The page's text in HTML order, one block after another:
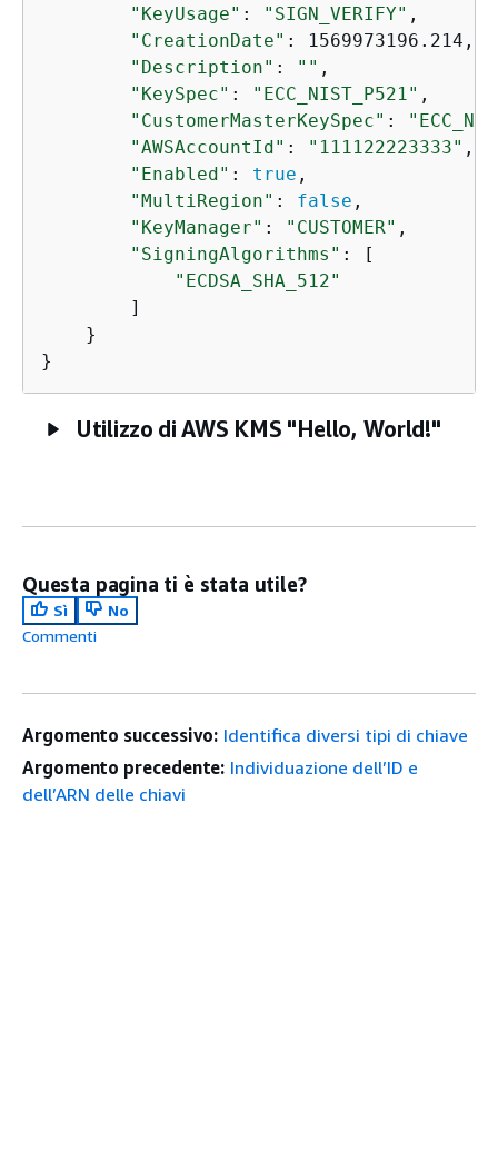
"KeyUsage" : "SIGN_VERIFY" ,
"CreationDate" : 1569973196.214,
"Description" : "" ,
"KeySpec" : "ECC_NIST_P521" ,
"CustomerMasterKeySpec" :
"AWSAccountId" : "111122223333" ,
"Enabled" : true ,
"MultiRegion" : false ,
"KeyManager" : "CUSTOMER" ,
"SigningAlgorithms" : [
"ECDSA_SHA_512"
        ]
    }
}
Utilizzo di AWS KMS "Hello, World!"
Questa pagina ti è stata utile?
Sì
No
Commenti
Argomento successivo: Identifica diversi tipi di chiave
Argomento precedente: Individuazione dell’ID e
dell’ARN delle chiavi